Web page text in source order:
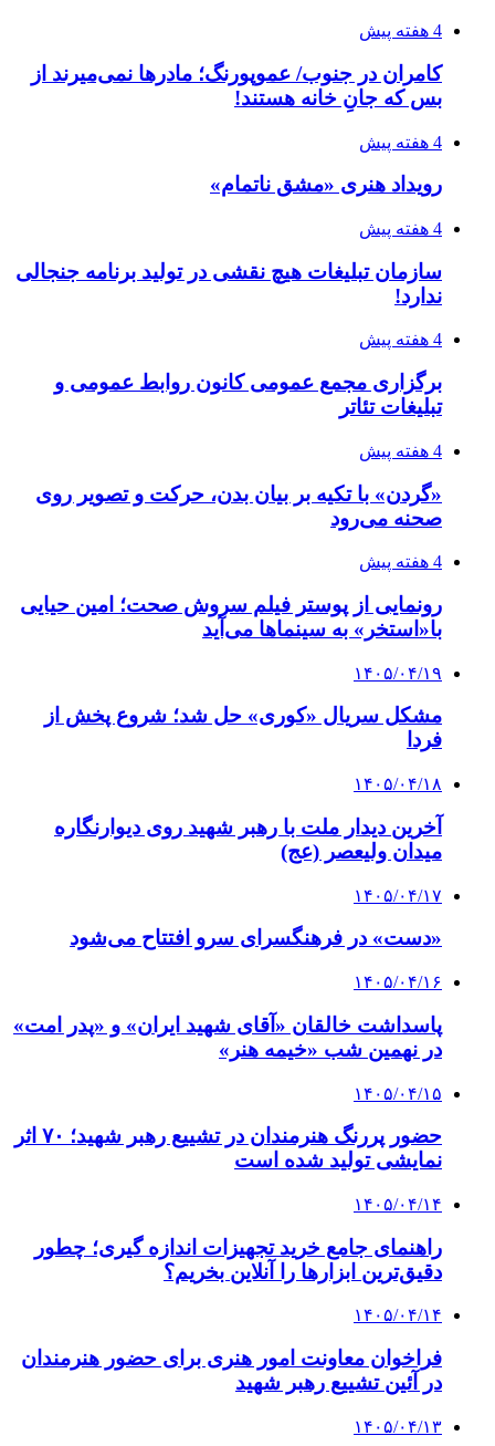
4 هفته پیش
کامران در جنوب/ عموپورنگ؛ مادرها نمی‌میرند از
بس که جانِ خانه هستند!
4 هفته پیش
رویداد هنری «مشق ناتمام»
4 هفته پیش
سازمان تبلیغات هیچ نقشی در تولید برنامه جنجالی
ندارد!
4 هفته پیش
برگزاری مجمع عمومی کانون روابط عمومی و
تبلیغات تئاتر
4 هفته پیش
«گردن» با تکیه بر بیان بدن، حرکت و تصویر روی
صحنه می‌رود
4 هفته پیش
رونمایی از پوستر فیلم سروش صحت؛ امین حیایی
با«استخر» به سینماها می‌آید
۱۴۰۵/۰۴/۱۹
مشکل سریال «کوری» حل شد؛ شروع پخش از
فردا
۱۴۰۵/۰۴/۱۸
آخرین دیدار ملت با رهبر شهید روی دیوارنگاره
میدان ولیعصر (عج)
۱۴۰۵/۰۴/۱۷
«دست» در فرهنگسرای سرو افتتاح می‌شود
۱۴۰۵/۰۴/۱۶
پاسداشت خالقان «آقای شهید ایران» و «پدر امت»
در نهمین شب «خیمه هنر»
۱۴۰۵/۰۴/۱۵
حضور پررنگ هنرمندان در تشییع رهبر شهید؛ ۷۰ اثر
نمایشی تولید شده است
۱۴۰۵/۰۴/۱۴
راهنمای جامع خرید تجهیزات اندازه گیری؛ چطور
دقیق‌ترین ابزارها را آنلاین بخریم؟
۱۴۰۵/۰۴/۱۴
فراخوان معاونت امور هنری برای حضور هنرمندان
در آئین تشییع رهبر شهید
۱۴۰۵/۰۴/۱۳